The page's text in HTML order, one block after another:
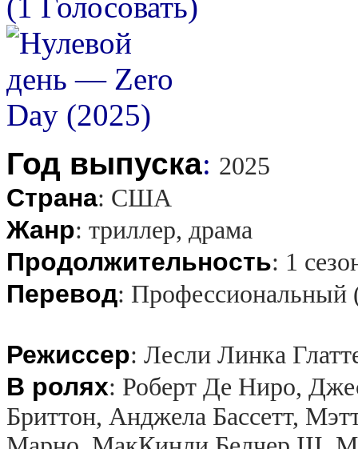
Год выпуска: 2025
Страна: США
Жанр: триллер, драма
Продолжительность: 1
Перевод: Профессиональный
Режиссер: Лесли Линка
В ролях: Роберт Де Ниро,
Бриттон, Анджела Бассетт,